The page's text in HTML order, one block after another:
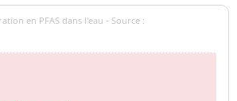
en PFAS dans l'eau - Source :